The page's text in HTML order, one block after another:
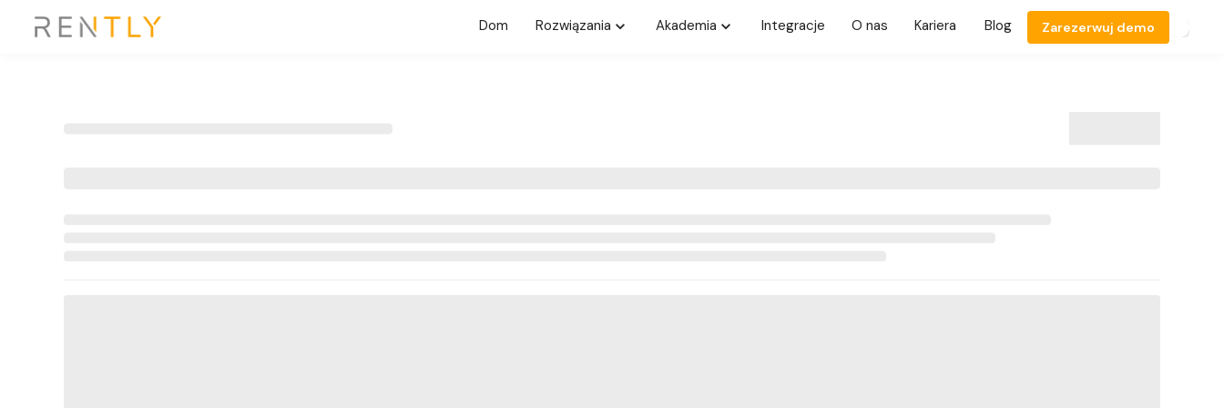
Dom Rozwiązania Akademia Integracje O nas Kariera Blog Zarezerwuj demo